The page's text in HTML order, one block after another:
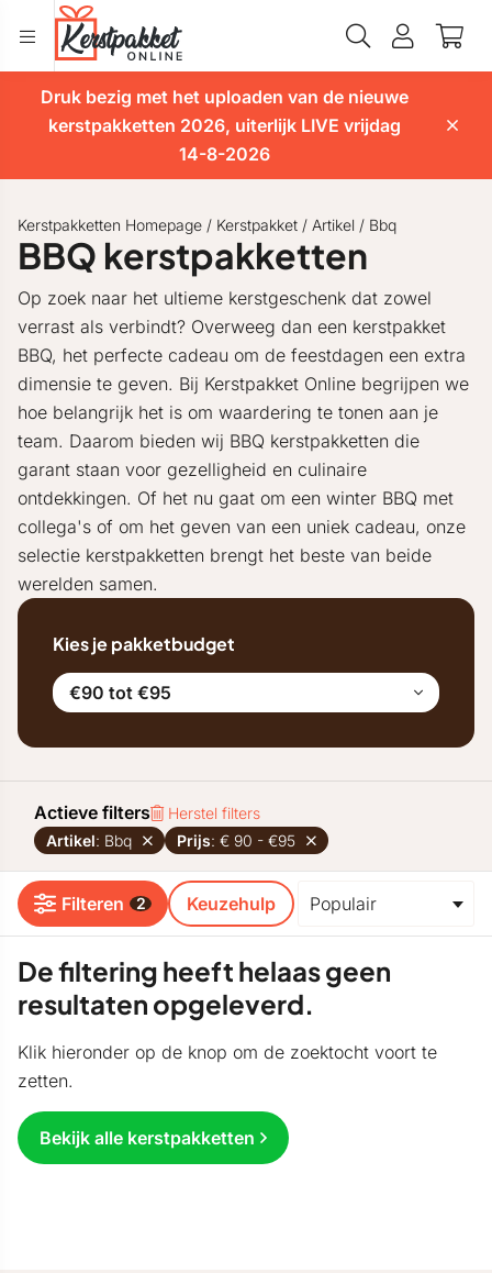
Druk bezig met het uploaden van de nieuwe
kerstpakketten 2026, uiterlijk LIVE vrijdag
14-8-2026
Kerstpakketten Homepage / Kerstpakket / Artikel / Bbq
BBQ kerstpakketten
Op zoek naar het ultieme kerstgeschenk dat zowel
verrast als verbindt? Overweeg dan een kerstpakket
BBQ, het perfecte cadeau om de feestdagen een extra
dimensie te geven. Bij Kerstpakket Online begrijpen we
hoe belangrijk het is om waardering te tonen aan je
team. Daarom bieden wij BBQ kerstpakketten die
garant staan voor gezelligheid en culinaire
ontdekkingen. Of het nu gaat om een winter BBQ met
collega's of om het geven van een uniek cadeau, onze
selectie kerstpakketten brengt het beste van beide
werelden samen.
Kies je pakketbudget
€90 tot €95
Actieve filters
Herstel filters
Artikel: Bbq Prijs: € 90 - €95
Filteren 2 Keuzehulp
De filtering heeft helaas geen
resultaten opgeleverd.
Klik hieronder op de knop om de zoektocht voort te
zetten.
Bekijk alle kerstpakketten